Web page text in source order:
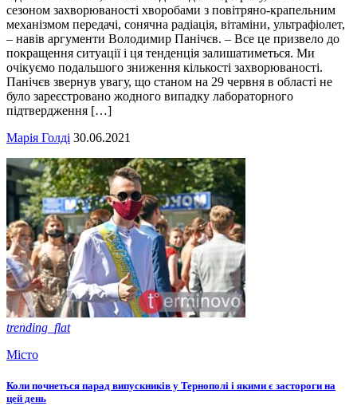
сезоном захворюваності хворобами з повітряно-крапельним
механізмом передачі, сонячна радіація, вітаміни, ультрафіолет,
– навів аргументи Володимир Панічєв. – Все це призвело до
покращення ситуації і ця тенденція залишатиметься. Ми
очікуємо подальшого зниження кількості захворюваності.
Панічєв звернув увагу, що станом на 29 червня в області не
було зареєстровано жодного випадку лабораторного
підтвердження […]
Марія Голді 30.06.2021
trending_flat
Місто
Коли почнеться парад випускників у Тернополі і якими є застороги на
цей день